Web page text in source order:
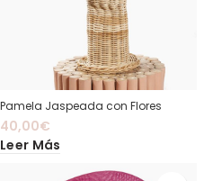
Pamela Jaspeada con Flores
40,00€
Leer Más